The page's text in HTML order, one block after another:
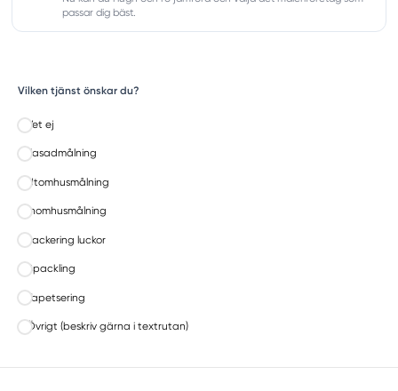
passar dig bäst.
Vilken tjänst önskar du?
Vet ej
Fasadmålning
Utomhusmålning
Inomhusmålning
Lackering luckor
Spackling
Tapetsering
Övrigt (beskriv gärna i textrutan)